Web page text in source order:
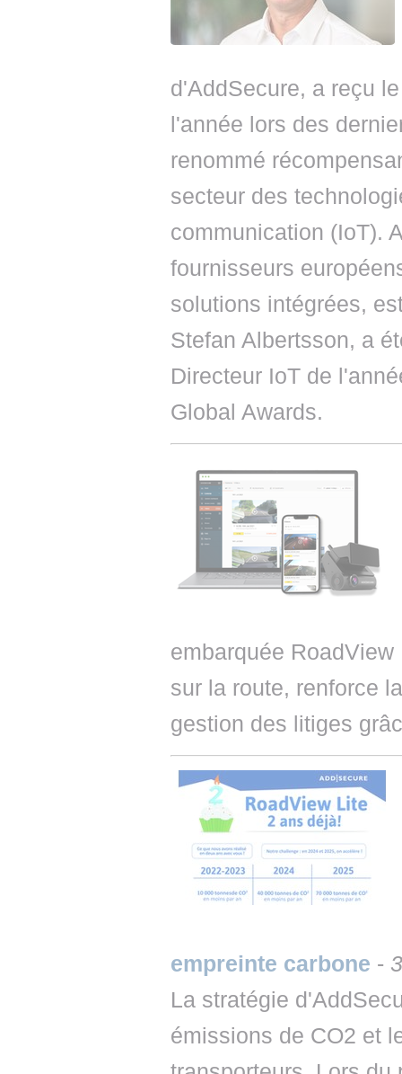
d'AddSecure, a reçu
l'année lors des
renommé
secteur des
communication (IoT).
fournisseurs
solutions intégrées,
Stefan Albertsson, a
Directeur IoT de
Global Awards.
embarquée
sur la route, renforce
gestion des litiges
empreinte carbone -
La stratégie
émissions de CO2 et